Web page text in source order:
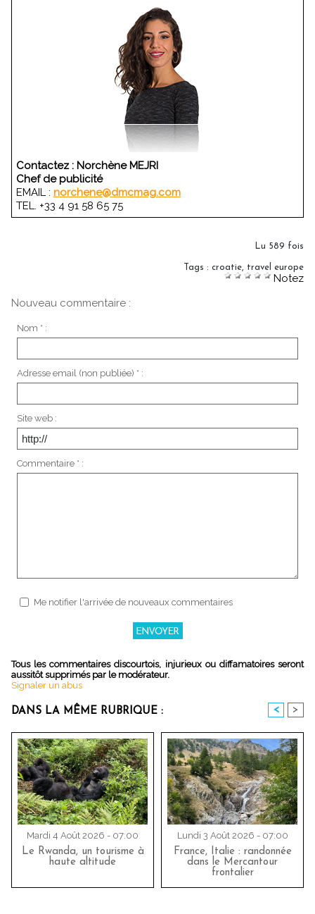
Contactez : Norchène MEJRI
Chef de publicité
EMAIL : norchene@dmcmag.com
TEL. +33 4 91 58 65 75
Lu 589 fois
Tags : croatie, travel europe
Notez
Nouveau commentaire :
Nom * :
Adresse email (non publiée) * :
Site web :
Commentaire * :
Me notifier l'arrivée de nouveaux commentaires
Tous les commentaires discourtois, injurieux ou diffamatoires seront
aussitôt supprimés par le modérateur.
Signaler un abus
DANS LA MÊME RUBRIQUE : < >
Mardi 4 Août 2026 - 07:00
Le Rwanda, un tourisme à
haute altitude
Lundi 3 Août 2026 - 07:00
France, Italie : randonnée
dans le Mercantour
frontalier